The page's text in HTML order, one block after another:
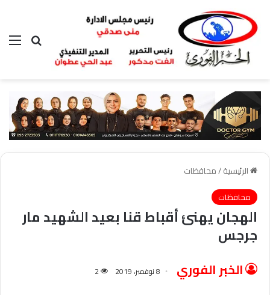
بحث عن
الرئيسية/محافظات
محافظات
الهجان يهنئ أقباط قنا بعيد الشهيد مار
جرجس
الخبر الفوري 8 نوفمبر، 2019 2